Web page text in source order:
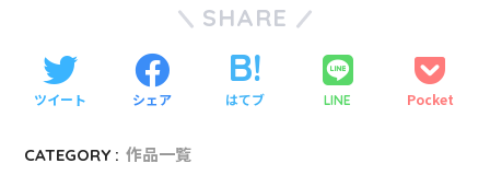
SHARE
ツイート シェア はてブ LINE Pocket
CATEGORY : 作品一覧